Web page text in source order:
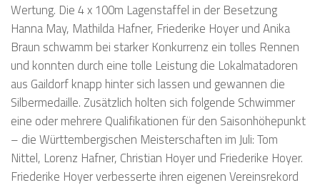
Wertung. Die 4 x 100m Lagenstaffel in der Besetzung
Hanna May, Mathilda Hafner, Friederike Hoyer und Anika
Braun schwamm bei starker Konkurrenz ein tolles Rennen
und konnten durch eine tolle Leistung die Lokalmatadoren
aus Gaildorf knapp hinter sich lassen und gewannen die
Silbermedaille. Zusätzlich holten sich folgende Schwimmer
eine oder mehrere Qualifikationen für den Saisonhöhepunkt
– die Württembergischen Meisterschaften im Juli: Tom
Nittel, Lorenz Hafner, Christian Hoyer und Friederike Hoyer.
Friederike Hoyer verbesserte ihren eigenen Vereinsrekord